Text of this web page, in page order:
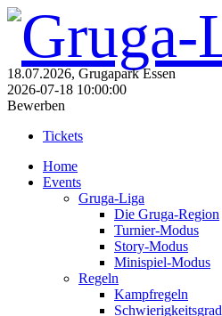
18.07.2026, Grugapark Essen
2026-07-18 10:00:00
Bewerben
Tickets
Home
Events
Gruga-Liga
Die Gruga-Region
Turnier-Modus
Story-Modus
Minispiel-Modus
Regeln
Kampfregeln
Schwierigkeitsgrad